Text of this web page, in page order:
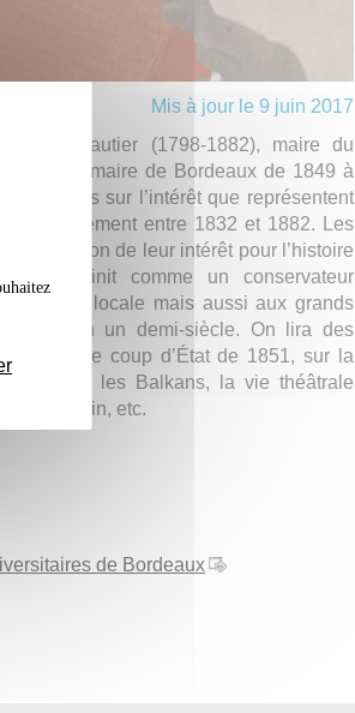
Mis à jour le 9 juin 2017
Gautier (1798-1882), maire du
puis maire de Bordeaux de 1849 à
sur l’intérêt que représentent
entre 1832 et 1882. Les
en raison de leur intérêt pour l’histoire
se définit comme un conservateur
l’histoire locale mais aussi aux grands
en un demi-siècle. On lira des
sur le coup d’État de 1851, sur la
dans les Balkans, la vie théâtrale
girondin, etc.
de Bordeaux